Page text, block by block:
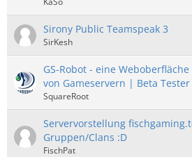
Sirony Public Teamspeak 3
SirKesh
GS-Robot - eine
von Gameservern | Beta
SquareRoot
Servervorstellung
Gruppen/Clans :D
FischPat